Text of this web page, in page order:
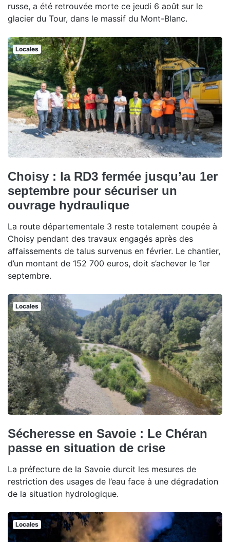
russe, a été retrouvée morte ce jeudi 6 août sur le
glacier du Tour, dans le massif du Mont-Blanc.
Locales
Choisy : la RD3 fermée jusqu’au 1er
septembre pour sécuriser un
ouvrage hydraulique
La route départementale 3 reste totalement coupée à
Choisy pendant des travaux engagés après des
affaissements de talus survenus en février. Le chantier,
d’un montant de 152 700 euros, doit s’achever le 1er
septembre.
Locales
Sécheresse en Savoie : Le Chéran
passe en situation de crise
La préfecture de la Savoie durcit les mesures de
restriction des usages de l’eau face à une dégradation
de la situation hydrologique.
Locales